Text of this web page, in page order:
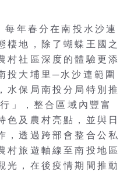
每年春分在南投水沙連
棲地，除了蝴蝶王國之
村社區深度的體驗更添
投大埔里─水沙連範圍
水保局南投分局特別推
」，整合區域內豐富
色及農村亮點，並與日
，透過跨部會整合公私
村旅遊軸線至南投地區
光，在後疫情期間推動